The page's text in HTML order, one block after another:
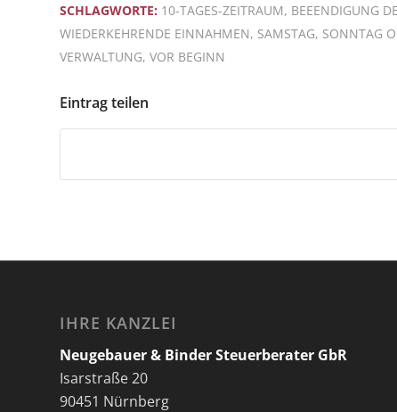
SCHLAGWORTE: 10-TAGES-ZEITRAUM, BEEENDIGUNG
IEDERKEHRENDE EINNAHMEN
, SAMSTAG, SONNTAG
VERWALTUNG, VOR BEGINN
Eintrag teilen
IHRE KANZLEI
Neugebauer & Binder Steuerberater GbR
Isarstraße 20
90451 Nürnberg